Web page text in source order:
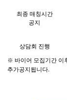
최종 매칭시간
공지
상담회 진행
※ 바이어 모집기간 이
추가공지됩니다.